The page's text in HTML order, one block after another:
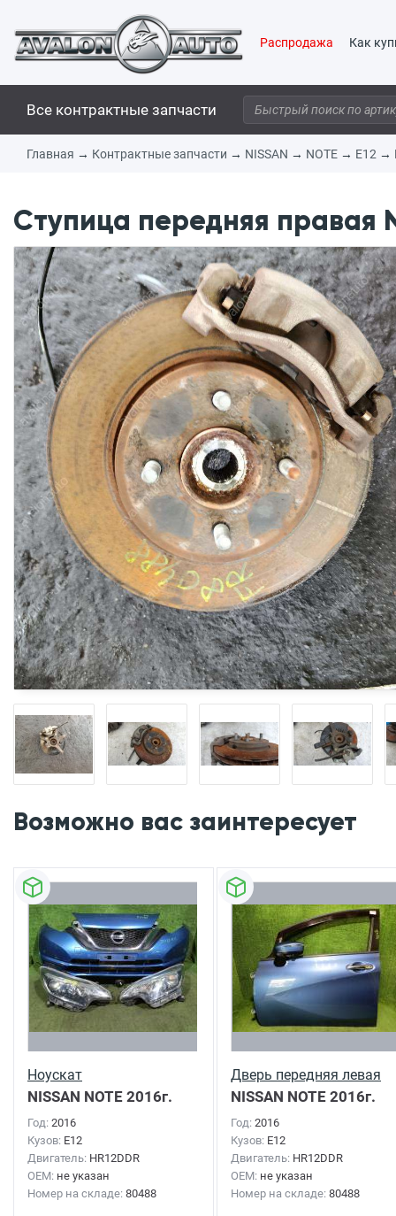
Распродажа Как
Все контрактные запчасти
Главная → Контрактные запчасти → NISSAN → NOTE → E12 →
Ступица передняя правая
Возможно вас заинтересует
Ноускат
NISSAN NOTE 2016г.
Год: 2016
Кузов: E12
Двигатель: HR12DDR
OEM: не указан
Номер на складе: 80488
Дверь передняя левая
NISSAN NOTE 2016г.
Год: 2016
Кузов: E12
Двигатель: HR12DDR
OEM: не указан
Номер на складе: 80488